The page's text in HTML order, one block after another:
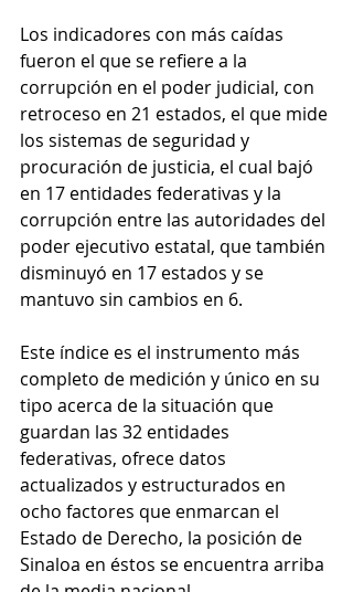
Los indicadores con más caídas
fueron el que se refiere a la
corrupción en el poder judicial, con
retroceso en 21 estados, el que mide
los sistemas de seguridad y
procuración de justicia, el cual bajó
en 17 entidades federativas y la
corrupción entre las autoridades del
poder ejecutivo estatal, que también
disminuyó en 17 estados y se
mantuvo sin cambios en 6.
Este índice es el instrumento más
completo de medición y único en su
tipo acerca de la situación que
guardan las 32 entidades
federativas, ofrece datos
actualizados y estructurados en
ocho factores que enmarcan el
Estado de Derecho, la posición de
Sinaloa en éstos se encuentra arriba